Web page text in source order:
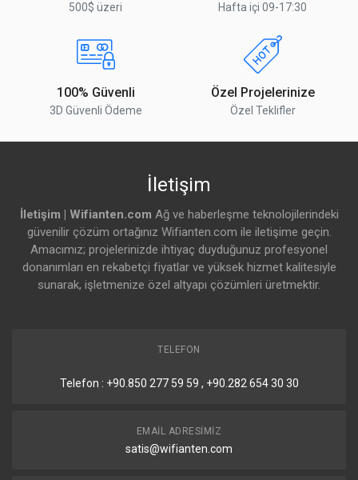
500$ üzeri Hafta içi 09-17:30
100% Güvenli
3D Güvenli Ödeme
Özel Projelerinize
Özel Teklifler
İletişim
İletişim | Wifianten.com Ağ ve haberleşme teknolojilerindeki
güvenilir çözüm ortağınız Wifianten.com ile iletişime geçin.
Amacımız; projelerinizde ihtiyaç duyduğunuz profesyonel
donanımları en rekabetçi fiyatlar ve yüksek hizmet kalitesiyle
sunarak, işletmenize özel altyapı çözümleri üretmektir.
TELEFON
Telefon : +90.850 277 59 59 , +90.282 654 30 30
EMAIL ADRESIMIZ
satis@wifianten.com